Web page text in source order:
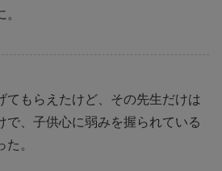
てもらえたけど、その先生だけは
で、子供心に弱みを握られている
。